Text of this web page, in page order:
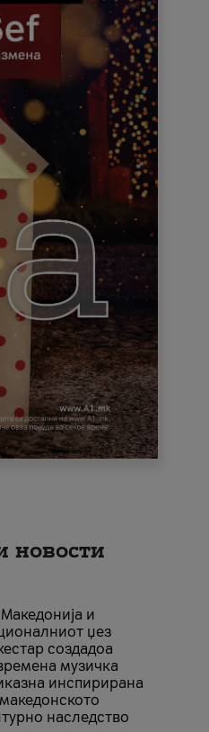
новости
и
џез
создадоа
музичка
инспирирана
наследство